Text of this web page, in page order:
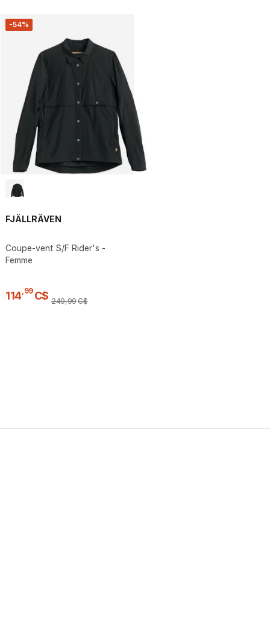
-54%
FJÄLLRÄVEN
Coupe-vent S/F Rider's -
Femme
114 99 C$ 249,99C$